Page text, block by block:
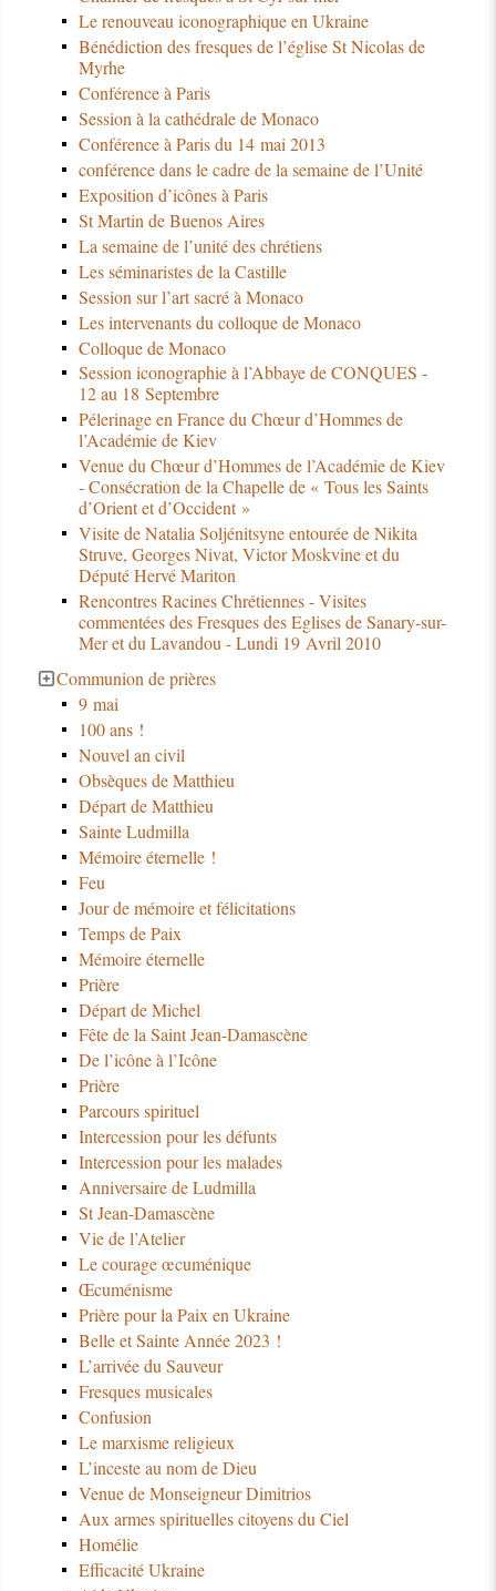
Le renouveau iconographique en Ukraine
Bénédiction des fresques de l’église St Nicolas de
Myrhe
Conférence à Paris
Session à la cathédrale de Monaco
Conférence à Paris du 14 mai 2013
conférence dans le cadre de la semaine de l’Unité
Exposition d’icônes à Paris
St Martin de Buenos Aires
La semaine de l’unité des chrétiens
Les séminaristes de la Castille
Session sur l’art sacré à Monaco
Les intervenants du colloque de Monaco
Colloque de Monaco
Session iconographie à l’Abbaye de CONQUES -
12 au 18 Septembre
Pélerinage en France du Chœur d’Hommes de
l’Académie de Kiev
Venue du Chœur d’Hommes de l’Académie de Kiev
- Consécration de la Chapelle de « Tous les Saints
d’Orient et d’Occident »
Visite de Natalia Soljénitsyne entourée de Nikita
Struve, Georges Nivat, Victor Moskvine et du
Député Hervé Mariton
Rencontres Racines Chrétiennes - Visites
commentées des Fresques des Eglises de Sanary-sur-
Mer et du Lavandou - Lundi 19 Avril 2010
Communion de prières
9 mai
100 ans !
Nouvel an civil
Obsèques de Matthieu
Départ de Matthieu
Sainte Ludmilla
Mémoire éternelle !
Feu
Jour de mémoire et félicitations
Temps de Paix
Mémoire éternelle
Prière
Départ de Michel
Fête de la Saint Jean-Damascène
De l’icône à l’Icône
Prière
Parcours spirituel
Intercession pour les défunts
Intercession pour les malades
Anniversaire de Ludmilla
St Jean-Damascène
Vie de l’Atelier
Le courage œcuménique
Œcuménisme
Prière pour la Paix en Ukraine
Belle et Sainte Année 2023 !
L’arrivée du Sauveur
Fresques musicales
Confusion
Le marxisme religieux
L’inceste au nom de Dieu
Venue de Monseigneur Dimitrios
Aux armes spirituelles citoyens du Ciel
Homélie
Efficacité Ukraine